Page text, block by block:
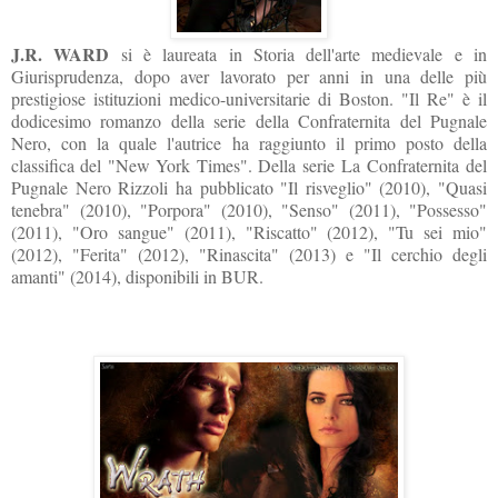
J.R. WARD si è laureata in Storia dell'arte medievale e in
Giurisprudenza, dopo aver lavorato per anni in una delle più
prestigiose istituzioni medico-universitarie di Boston. "Il Re" è il
dodicesimo romanzo della serie della Confraternita del Pugnale
Nero, con la quale l'autrice ha raggiunto il primo posto della
classifica del "New York Times". Della serieLa Confraternita del
Pugnale Nero Rizzoli ha pubblicato "Il risveglio" (2010), "Quasi
tenebra" (2010), "Porpora" (2010), "Senso" (2011), "Possesso"
(2011), "Oro sangue" (2011), "Riscatto" (2012), "Tu sei mio"
(2012), "Ferita" (2012), "Rinascita" (2013) e "Il cerchio degli
amanti" (2014), disponibili in BUR.